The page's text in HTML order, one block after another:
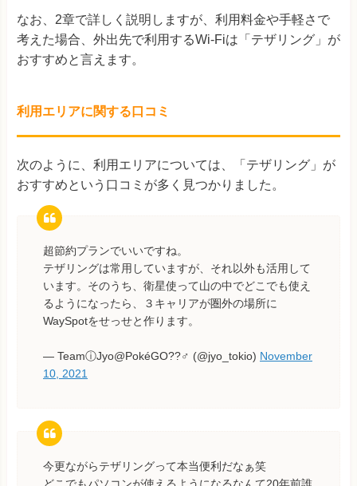
なお、2章で詳しく説明しますが、利用料金や手軽さで
考えた場合、外出先で利用するWi-Fiは「テザリング」が
おすすめと言えます。
利用エリアに関する口コミ
次のように、利用エリアについては、「テザリング」が
おすすめという口コミが多く見つかりました。
超節約プランでいいですね。
テザリングは常用していますが、それ以外も活用して
います。そのうち、衛星使って山の中でどこでも使え
るようになったら、３キャリアが圏外の場所に
WaySpotをせっせと作ります。
— TeamⓘJyo@PokéGO??♂ (@jyo_tokio) November
10, 2021
今更ながらテザリングって本当便利だなぁ笑